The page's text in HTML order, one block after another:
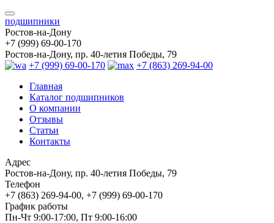
подшипники
Ростов-на-Дону
+7 (999) 69-00-170
Ростов-на-Дону, пр. 40-летия Победы, 79
+7 (999) 69-00-170
+7 (863) 269-94-00
Главная
Каталог подшипников
О компании
Отзывы
Статьи
Контакты
Адрес
Ростов-на-Дону, пр. 40-летия Победы, 79
Телефон
+7 (863) 269-94-00, +7 (999) 69-00-170
График работы
Пн-Чт 9:00-17:00, Пт 9:00-16:00